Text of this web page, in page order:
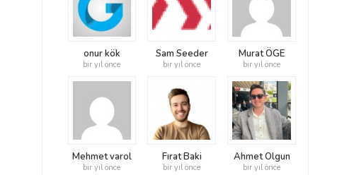
onur kök
bir yıl önce
Sam Seeder
bir yıl önce
Murat ÖGE
bir yıl önce
Mehmet varol
bir yıl önce
Fırat Baki
bir yıl önce
Ahmet Olgun
bir yıl önce